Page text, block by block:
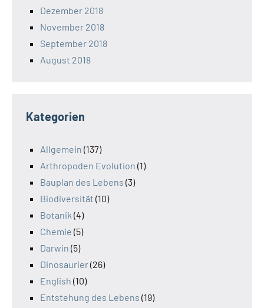
Dezember 2018
November 2018
September 2018
August 2018
Kategorien
Allgemein (137)
Arthropoden Evolution (1)
Bauplan des Lebens (3)
Biodiversität (10)
Botanik (4)
Chemie (5)
Darwin (5)
Dinosaurier(26)
English (10)
Entstehung des Lebens (19)